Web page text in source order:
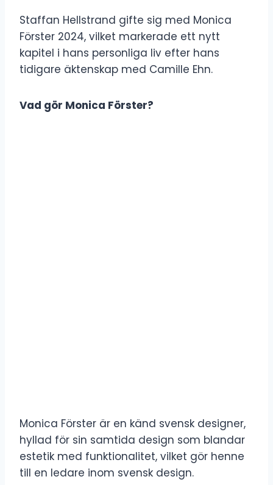
Staffan Hellstrand gifte sig med Monica
Förster 2024, vilket markerade ett nytt
kapitel i hans personliga liv efter hans
tidigare äktenskap med Camille Ehn.
Vad gör Monica Förster?
Monica Förster är en känd svensk designer,
hyllad för sin samtida design som blandar
estetik med funktionalitet, vilket gör henne
till en ledare inom svensk design.